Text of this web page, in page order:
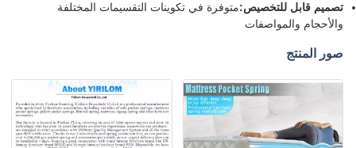
تصميم قابل للتخصيص:متوفرة في تكوينات التقسيمات المختلفة
والأحجام والمواصفات
صور المنتج